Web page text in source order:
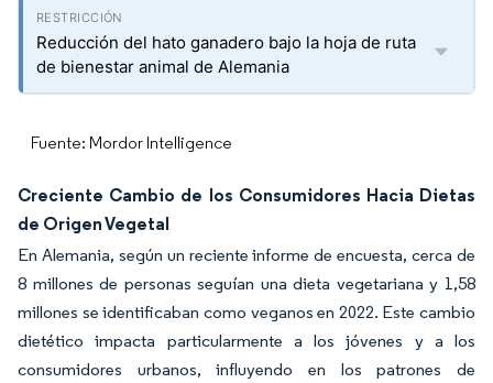
Reducción del hato ganadero bajo la hoja de ruta
de bienestar animal de Alemania
Fuente: Mordor Intelligence
Creciente Cambio de los Consumidores Hacia Dietas
de Origen Vegetal
En Alemania, según un reciente informe de encuesta, cerca de
8 millones de personas seguían una dieta vegetariana y 1,58
millones se identificaban como veganos en 2022. Este cambio
dietético impacta particularmente a los jóvenes y a los
consumidores urbanos, influyendo en los patrones de